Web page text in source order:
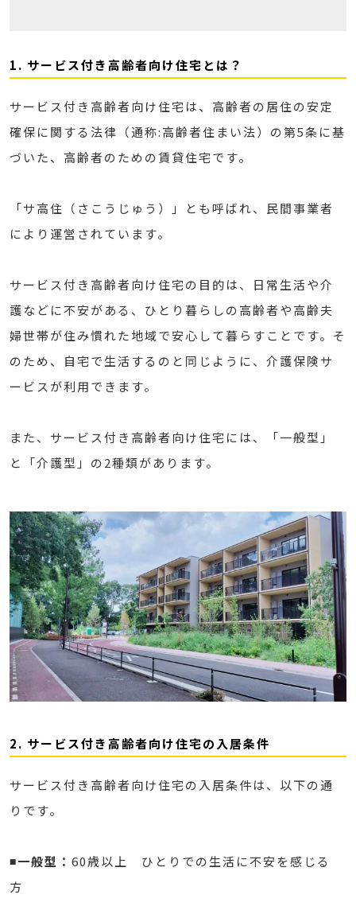
1. サービス付き高齢者向け住宅とは？
サービス付き高齢者向け住宅は、高齢者の居住の安定
確保に関する法律（通称:高齢者住まい法）の第5条に基
づいた、高齢者のための賃貸住宅です。
「サ高住（さこうじゅう）」とも呼ばれ、民間事業者
により運営されています。
サービス付き高齢者向け住宅の目的は、日常生活や介
護などに不安がある、ひとり暮らしの高齢者や高齢夫
婦世帯が住み慣れた地域で安心して暮らすことです。そ
のため、自宅で生活するのと同じように、介護保険サ
ービスが利用できます。
また、サービス付き高齢者向け住宅には、「一般型」
と「介護型」の2種類があります。
2. サービス付き高齢者向け住宅の入居条件
サービス付き高齢者向け住宅の入居条件は、以下の通
りです。
◾️一般型： 60歳以上 ひとりでの生活に不安を感じる
方